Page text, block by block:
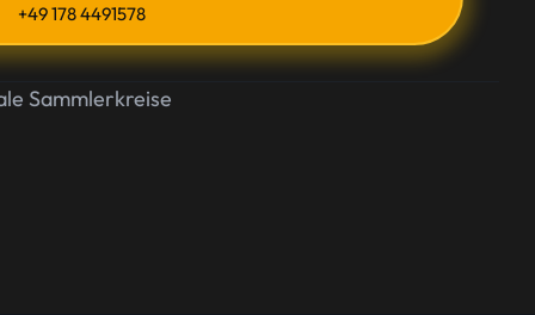
+49 178 4491578
Sammlerkreise